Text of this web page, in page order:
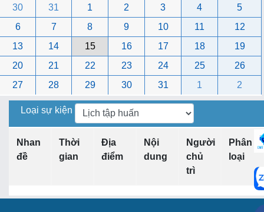
30
31 1 2 3 4
5
6
7 8 9 10 11
12
13
14 15 16 17 18
19
20
21 22 23 24 25
26
27
28 29 30 31 1 2
Loại sự kiện
Nhan
đề
Thời
gian
Địa
điểm
Nội
dung
Người
chủ
trì
Phân
loại